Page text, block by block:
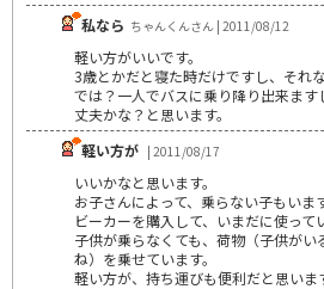
私なら ちゃんくんさん | 2011/08/12
軽い方がいいです。
3歳とかだと寝た時だけですし、それ
では？一人でバスに乗り降り出来ま
丈夫かな？と思います。
軽い方が | 2011/08/17
いいかなと思います。
お子さんによって、乗らない子もいま
ビーカーを購入して、いまだに使って
子供が乗らなくても、荷物（子供がい
ね）を乗せています。
軽い方が、持ち運びも便利だと思いま